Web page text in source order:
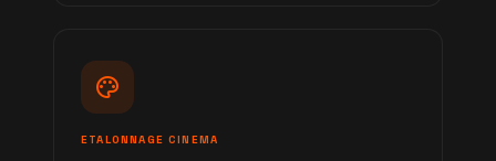
palette
ETALONNAGE CINEMA